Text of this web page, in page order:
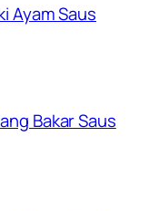
Ayam Saus
Bakar Saus